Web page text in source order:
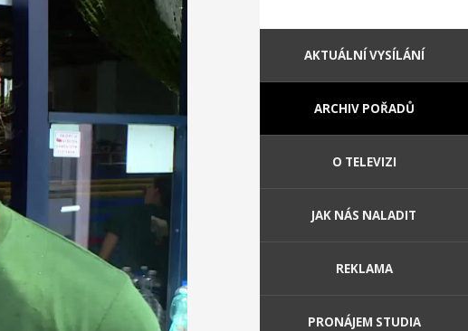
AKTUÁLNÍ VYSÍLÁNÍ
ARCHIV POŘADŮ
O TELEVIZI
JAK NÁS NALADIT
REKLAMA
PRONÁJEM STUDIA